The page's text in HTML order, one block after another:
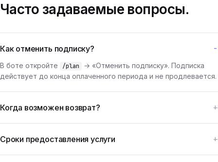
Часто задаваемые вопросы.
Как отменить подписку?
В боте откройте /plan
→ «Отменить подписку». Подписка
действует до конца оплаченного периода и не продлевается.
Когда возможен возврат?
Сроки предоставления услуги